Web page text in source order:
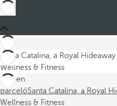
Santa Catalina, a Royal
Wellness & Fitness
Está en
BarcelóSanta Catalina, a Royal
Wellness & Fitness